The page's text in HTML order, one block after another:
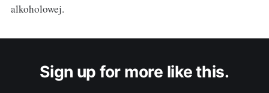
alkoholowej.
Sign up for more like this.